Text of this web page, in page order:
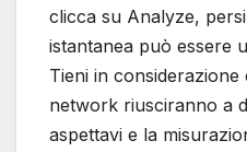
clicca su Analyze,
istantanea può essere
Tieni in
network riusciranno a
aspettavi e la